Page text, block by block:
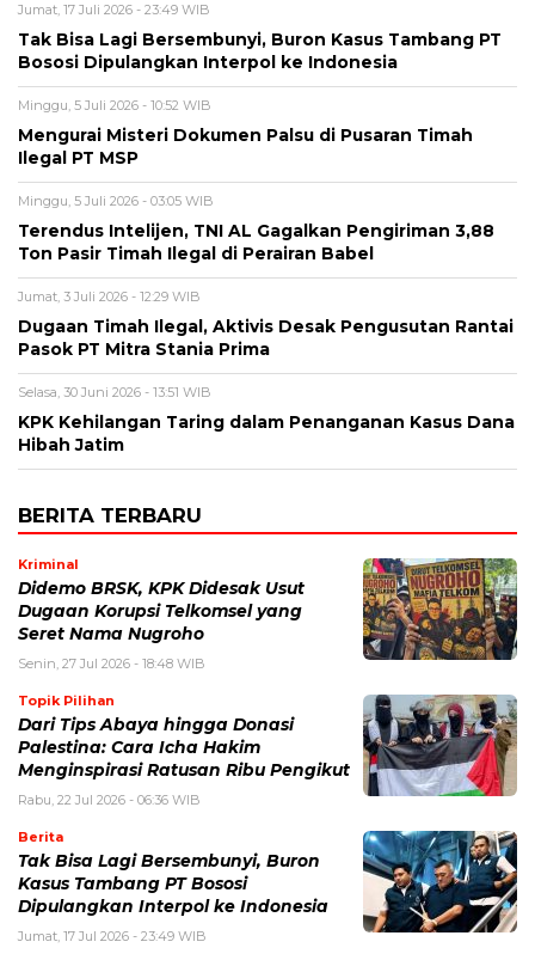
Jumat, 17 Juli 2026 - 23:49 WIB
Tak Bisa Lagi Bersembunyi, Buron Kasus Tambang PT
Bososi Dipulangkan Interpol ke Indonesia
Minggu, 5 Juli 2026 - 10:52 WIB
Mengurai Misteri Dokumen Palsu di Pusaran Timah
Ilegal PT MSP
Minggu, 5 Juli 2026 - 03:05 WIB
Terendus Intelijen, TNI AL Gagalkan Pengiriman 3,88
Ton Pasir Timah Ilegal di Perairan Babel
Jumat, 3 Juli 2026 - 12:29 WIB
Dugaan Timah Ilegal, Aktivis Desak Pengusutan Rantai
Pasok PT Mitra Stania Prima
Selasa, 30 Juni 2026 - 13:51 WIB
KPK Kehilangan Taring dalam Penanganan Kasus Dana
Hibah Jatim
BERITA TERBARU
Kriminal
Didemo BRSK, KPK Didesak Usut
Dugaan Korupsi Telkomsel yang
Seret Nama Nugroho
Senin, 27 Jul 2026 - 18:48 WIB
Topik Pilihan
Dari Tips Abaya hingga Donasi
Palestina: Cara Icha Hakim
Menginspirasi Ratusan Ribu Pengikut
Rabu, 22 Jul 2026 - 06:36 WIB
Berita
Tak Bisa Lagi Bersembunyi, Buron
Kasus Tambang PT Bososi
Dipulangkan Interpol ke Indonesia
Jumat, 17 Jul 2026 - 23:49 WIB